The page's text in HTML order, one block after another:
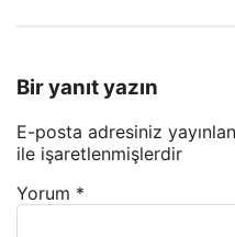
Bir yanıt yazın
E-posta adresiniz
ile işaretlenmişlerdir
Yorum *